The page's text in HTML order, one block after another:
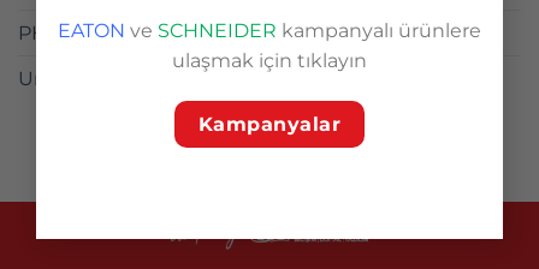
EATON ve SCHNEIDER kampanyalı ürünlere
ulaşmak için tıklayın
Kampanyalar
PHOENİX CONTACT(1)
Uncategorized